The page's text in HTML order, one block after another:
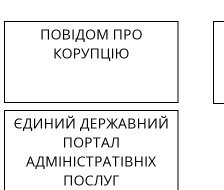
ПОВІДОМ ПРО
КОРУПЦІЮ
ЄДИНИЙ ДЕРЖАВНИЙ
ПОРТАЛ
АДМІНІСТРАТІВНІХ
ПОСЛУГ